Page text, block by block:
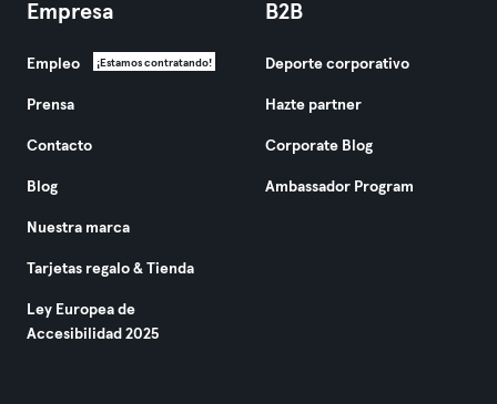
Empresa
Empleo ¡Estamos contratando!
Prensa
Contacto
Blog
Nuestra marca
Tarjetas regalo & Tienda
Ley Europea de
Accesibilidad 2025
B2B
Deporte corporativo
Hazte partner
Corporate Blog
Ambassador Program